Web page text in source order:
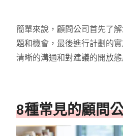
簡單來說，顧問公司首先了
題和機會，最後進行計劃的
清晰的溝通和對建議的開放態
8種常見的顧問